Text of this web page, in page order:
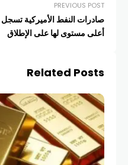
PREVIOUS POST
صادرات النفط الأميركية تسجل
أعلى مستوى لها على الإطلاق
Related Posts